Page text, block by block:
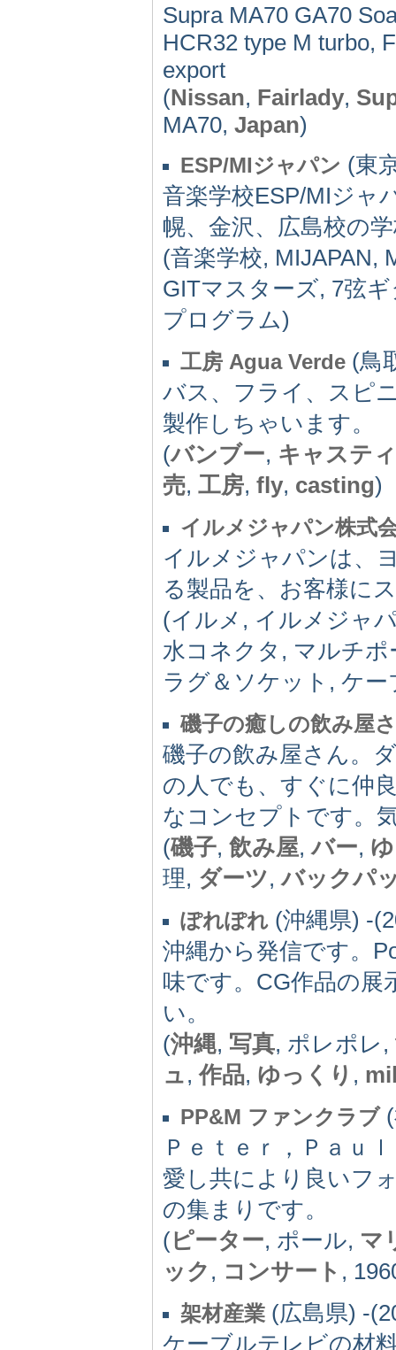
Supra MA70 GA70
HCR32 type M turbo,
export
(Nissan, Fairlady,
MA70, Japan)
ESP/MIジャパン (東
音楽学校ESP/MIジャ
幌、金沢、広島校の
(音楽学校, MIJAPAN,
GITマスターズ, 7弦
プログラム)
工房 Agua Verde (鳥
バス、フライ、スピ
製作しちゃいます。
(バンブー, キャステ
売, 工房, fly, casting)
イルメジャパン株式
イルメジャパンは、
る製品を、お客様に
(イルメ, イルメジャ
水コネクタ, マルチ
ラグ＆ソケット, ケ
磯子の癒しの飲み屋
磯子の飲み屋さん。
の人でも、すぐに仲
なコンセプトです。
(磯子, 飲み屋,バー,
理, ダーツ,バックパ
ぽれぽれ (沖縄県) -
沖縄から発信です。
味です。CG作品の展
い。
(沖縄, 写真, ポレポレ,
ュ,作品, ゆっくり ,
PP&M ファンクラブ(
Ｐｅｔｅｒ，Ｐａｕ
愛し共により良いフ
の集まりです。
(ピーター, ポール, マ
ック , コンサート ,
架材産業 (広島県) -
ケーブルテレビの材